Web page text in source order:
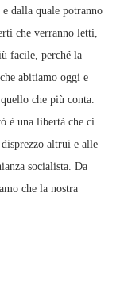
dalla quale potranno
che verranno letti,
facile, perché la
abitiamo oggi e
che più conta.
è una libertà che ci
altrui e alle
socialista. Da
che la nostra